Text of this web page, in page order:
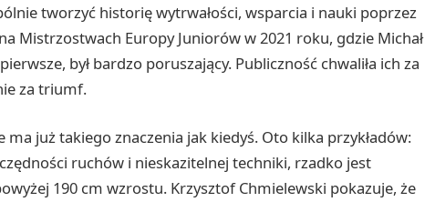
tworzyć historię wytrwałości, wsparcia i nauki poprzez
Mistrzostwach Europy Juniorów w 2021 roku, gdzie Michał
był bardzo poruszający. Publiczność chwaliła ich za
za triumf.
już takiego znaczenia jak kiedyś. Oto kilka przykładów:
ruchów i nieskazitelnej techniki, rzadko jest
190 cm wzrostu. Krzysztof Chmielewski pokazuje, że